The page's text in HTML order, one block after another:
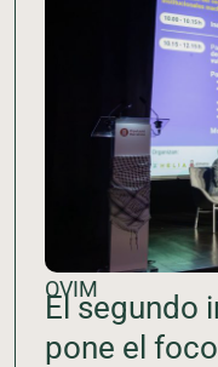
OVIM
El segundo
pone el